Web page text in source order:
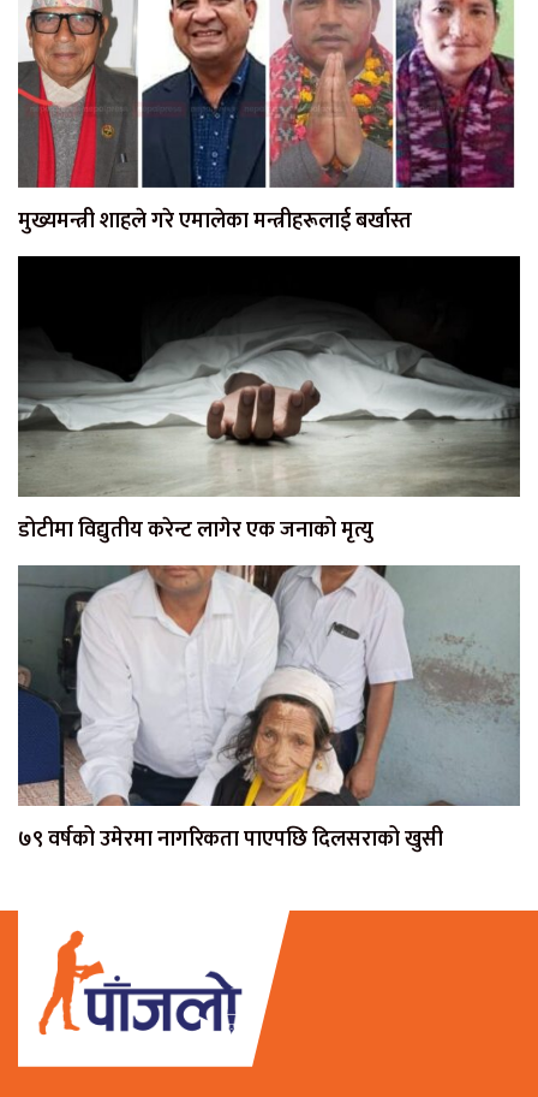
मुख्यमन्त्री शाहले गरे एमालेका मन्त्रीहरूलाई बर्खास्त
डोटीमा विद्युतीय करेन्ट लागेर एक जनाको मृत्यु
७९ वर्षको उमेरमा नागरिकता पाएपछि दिलसराको खुसी